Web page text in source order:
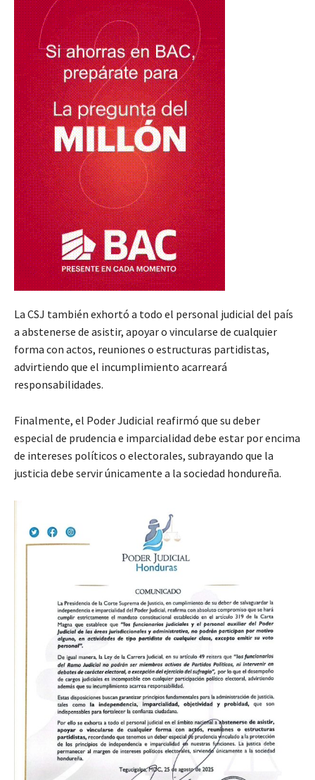
La CSJ también exhortó a todo el personal judicial del país
a abstenerse de asistir, apoyar o vincularse de cualquier
forma con actos, reuniones o estructuras partidistas,
advirtiendo que el incumplimiento acarreará
responsabilidades.
Finalmente, el Poder Judicial reafirmó que su deber
especial de prudencia e imparcialidad debe estar por encima
de intereses políticos o electorales, subrayando que la
justicia debe servir únicamente a la sociedad hondureña.